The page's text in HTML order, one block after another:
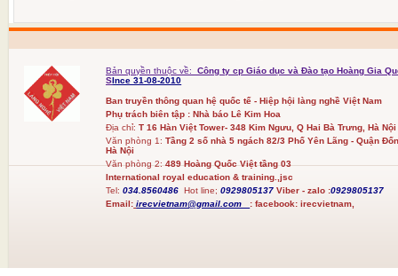
Bản quyền thuộc về:
Công ty cp Giáo dục và Đào tạo Hoàng Gia
SInce 31-08-2010
Ban truyền thông quan hệ quốc tế - Hiệp hội làng nghề Việt Nam
Phụ trách biên tập : Nhà báo Lê Kim Hoa
Địa chỉ: T 16 Hàn Việt Tower- 348 Kim Ngưu, Q Hai Bà Trưng, Hà Nội
Văn phòng 1:Tầng 2 số nhà 5 ngách 82/3 Phố Yên Lãng - Quận
Hà Nội
Văn phòng 2:489 Hoàng Quốc Việt tầng 03
International royal education & training.,jsc
Tel:034.8560486Hot line; 0929805137 Viber - zalo :0929805137
Email: irecvietnam@gmail.com :facebook: irecvietnam,